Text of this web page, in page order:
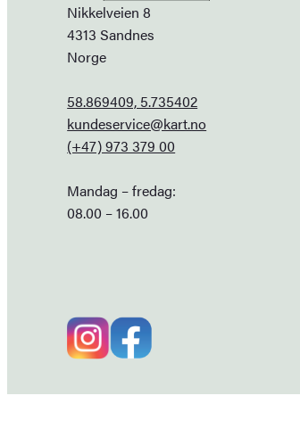
Nikkelveien 8
4313 Sandnes
Norge
58.869409, 5.735402
kundeservice@kart.no
(+47) 973 379 00
Mandag – fredag:
08.00 – 16.00